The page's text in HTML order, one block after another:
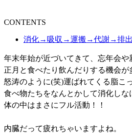
CONTENTS
消化→吸収→運搬→代謝→排出
年末年始が近づいてきて、忘年会
正月と食べたり飲んだりする機会が
怒涛のように(笑)運ばれてくる脂こ
食べ物たちをなんとかして消化しな
体の中はまさにフル活動！！
内臓だって疲れちゃいますよね。